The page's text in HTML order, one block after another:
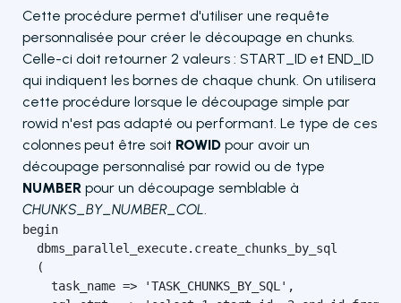
Cette procédure permet d'utiliser une requête
personnalisée pour créer le découpage en chunks.
Celle-ci doit retourner 2 valeurs : START_ID et END_ID
qui indiquent les bornes de chaque chunk. On utilisera
cette procédure lorsque le découpage simple par
rowid n'est pas adapté ou performant. Le type de ces
colonnes peut être soit ROWID pour avoir un
découpage personnalisé par rowid ou de type
NUMBER pour un découpage semblable à
CHUNKS_BY_NUMBER_COL.
begin
dbms_parallel_execute.create_chunks_by_sql
(
task_name => 'TASK_CHUNKS_BY_SQL',